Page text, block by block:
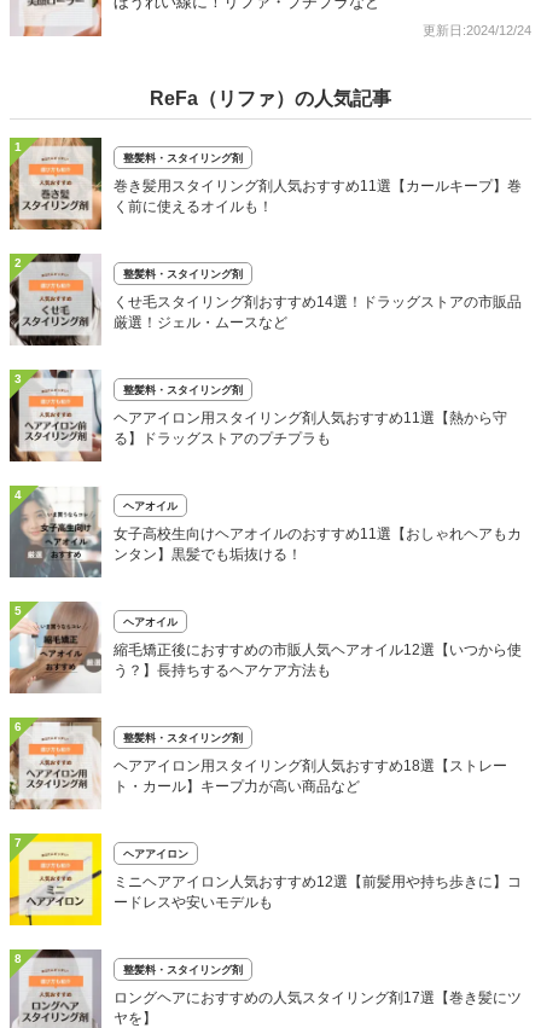
更新日:2024/12/24
ReFa（リファ）の人気記事
1
整髪料・スタイリング剤
巻き髪用スタイリング剤人気おすすめ11選【カールキープ】巻
く前に使えるオイルも！
2
整髪料・スタイリング剤
くせ毛スタイリング剤おすすめ14選！ドラッグストアの市販品
厳選！ジェル・ムースなど
3
整髪料・スタイリング剤
ヘアアイロン用スタイリング剤人気おすすめ11選【熱から守
る】ドラッグストアのプチプラも
4
ヘアオイル
女子高校生向けヘアオイルのおすすめ11選【おしゃれヘアもカ
ンタン】黒髪でも垢抜ける！
5
ヘアオイル
縮毛矯正後におすすめの市販人気ヘアオイル12選【いつから使
う？】長持ちするヘアケア方法も
6
整髪料・スタイリング剤
ヘアアイロン用スタイリング剤人気おすすめ18選【ストレー
ト・カール】キープ力が高い商品など
7
ヘアアイロン
ミニヘアアイロン人気おすすめ12選【前髪用や持ち歩きに】コ
ードレスや安いモデルも
8
整髪料・スタイリング剤
ロングヘアにおすすめの人気スタイリング剤17選【巻き髪にツ
ヤを】